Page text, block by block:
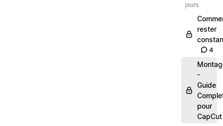
jours
rester
4
-
Guide
pour
CapCut